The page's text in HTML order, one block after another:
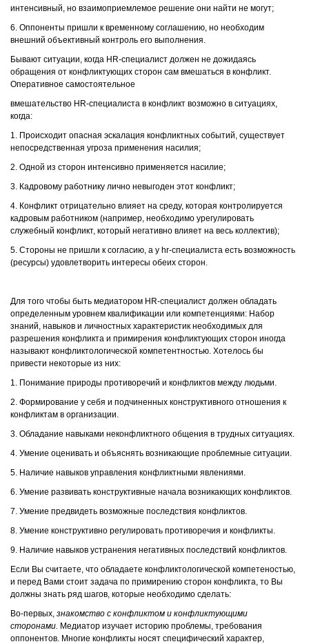
интенсивный, но взаимоприемлемое решение они найти не могут;
6. Оппоненты пришли к временному соглашению, но необходим
внешний объективный контроль его выполнения.
Бывают ситуации, когда HR-специалист должен не дожидаясь
обращения от конфликтующих сторон сам вмешаться в конфликт.
Оперативное самостоятельное
вмешательство HR-специалиста в конфликт возможно в ситуациях,
когда:
1. Происходит опасная эскалация конфликтных событий, существует
непосредственная угроза применения насилия;
2. Одной из сторон интенсивно применяется насилие;
3. Кадровому работнику лично невыгоден этот конфликт;
4. Конфликт отрицательно влияет на среду, которая контролируется
кадровым работником (например, необходимо урегулировать
служебный конфликт, который негативно влияет на весь коллектив);
5. Стороны не пришли к согласию, а у hr-специалиста есть возможность
(ресурсы) удовлетворить интересы обеих сторон.
Для того чтобы быть медиатором HR-специалист должен обладать
определенным уровнем квалификации или компетенциями: Набор
знаний, навыков и личностных характеристик необходимых для
разрешения конфликта и примирения конфликтующих сторон иногда
называют конфликтологической компетентностью. Хотелось бы
привести некоторые из них:
1. Понимание природы противоречий и конфликтов между людьми.
2. Формирование у себя и подчиненных конструктивного отношения к
конфликтам в организации.
3. Обладание навыками неконфликтного общения в трудных ситуациях.
4. Умение оценивать и объяснять возникающие проблемные ситуации.
5. Наличие навыков управления конфликтными явлениями.
6. Умение развивать конструктивные начала возникающих конфликтов.
7. Умение предвидеть возможные последствия конфликтов.
8. Умение конструктивно регулировать противоречия и конфликты.
9. Наличие навыков устранения негативных последствий конфликтов.
Если Вы считаете, что обладаете конфликтологической компетеностью,
и перед Вами стоит задача по примирению сторон конфликта, то Вы
должны знать ряд шагов, которые необходимо сделать:
Во-первых, знакомство с конфликтом и конфликтующими
сторонами. Медиатор изучает историю проблемы, требования
оппонентов. Многие конфликты носят специфический характер,